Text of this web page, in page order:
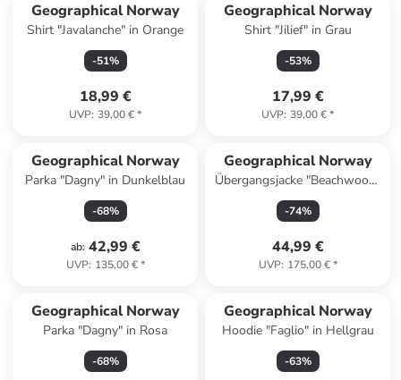
Geographical Norway
Shirt "Javalanche" in Orange
-51%
18,99 €
UVP: 39,00 €*
Geographical Norway
Shirt "Jilief" in Grau
-53%
17,99 €
UVP: 39,00 €*
Geographical Norway
Parka "Dagny" in Dunkelblau
-68%
ab: 42,99 €
UVP: 135,00 €*
Geographical Norway
Übergangsjacke "Beachwood"
in Schwarz
-74%
44,99 €
UVP: 175,00 €*
Geographical Norway
Parka "Dagny" in Rosa
-68%
Geographical Norway
Hoodie "Faglio" in Hellgrau
-63%